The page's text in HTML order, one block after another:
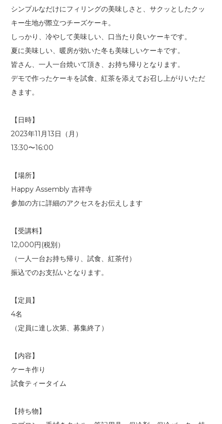
シンプルなだけにフィリングの美味しさと、サクッとしたクッ
キー生地が際立つチーズケーキ。
しっかり、冷やして美味しい、口当たり良いケーキです。
夏に美味しい、暖房が効いた冬も美味しいケーキです。
皆さん、一人一台焼いて頂き、お持ち帰りとなります。
デモで作ったケーキを試食、紅茶を添えてお召し上がりいただ
きます。
【日時】
2023年11月13日（月）
13:30〜16:00
【場所】
Happy Assembly 吉祥寺
参加の方に詳細のアクセスをお伝えします
【受講料】
12,000円(税別）
（一人一台お持ち帰り、試食、紅茶付）
振込でのお支払いとなります。
【定員】
4名
（定員に達し次第、募集終了）
【内容】
ケーキ作り
試食ティータイム
【持ち物】